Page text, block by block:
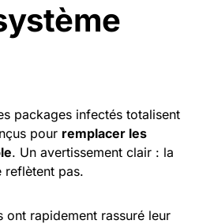
packages infectés totalisent
pour remplacer les
. Un avertissement clair : la
reflètent pas.
ont rapidement rassuré leur